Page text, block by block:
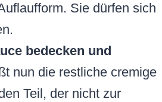
Sie dürfen sich
bedecken und
nun die restliche cremige
Teil, der nicht zur